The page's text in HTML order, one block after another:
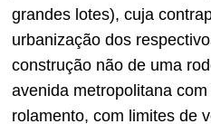
grandes lotes), cuja
urbanização dos
construção não de uma
avenida metropolitana
rolamento, com limites de